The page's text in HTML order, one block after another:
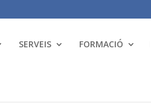
SERVEIS FORMACIÓ